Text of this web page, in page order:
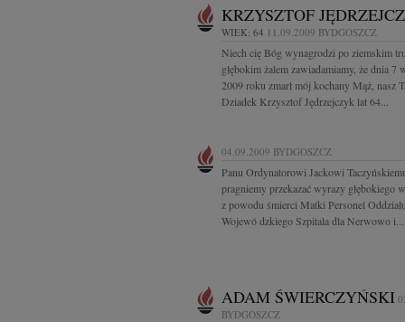
KRZYSZTOF
WIEK: 64 11.09.2009 BYDGOSZCZ
Niech cię Bóg wynagrodzi po ziemskim
głębokim żalem zawiadamiamy, że dnia 7
2009 roku zmarł mój kochany Mąż, nasz
Dziadek Krzysztof Jędrzejczyk lat 64...
04.09.2009 BYDGOSZCZ
Panu Ordynatorowi Jackowi
pragniemy przekazać wyrazy głębokiego
z powodu śmierci Matki Personel
Wojewó dzkiego Szpitala dla Nerwowo i...
ADAM ŚWIERCZYŃSKI
BYDGOSZCZ